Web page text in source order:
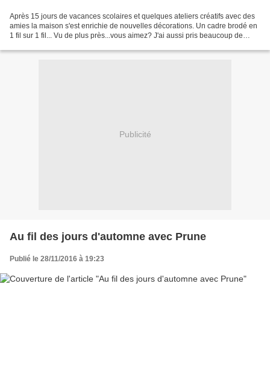
Après 15 jours de vacances scolaires et quelques ateliers créatifs avec des
amies la maison s'est enrichie de nouvelles décorations. Un cadre brodé en
1 fil sur 1 fil... Vu de plus près...vous aimez? J'ai aussi pris beaucoup de
Publicité
Au fil des jours d'automne avec Prune
Publié le 28/11/2016 à 19:23